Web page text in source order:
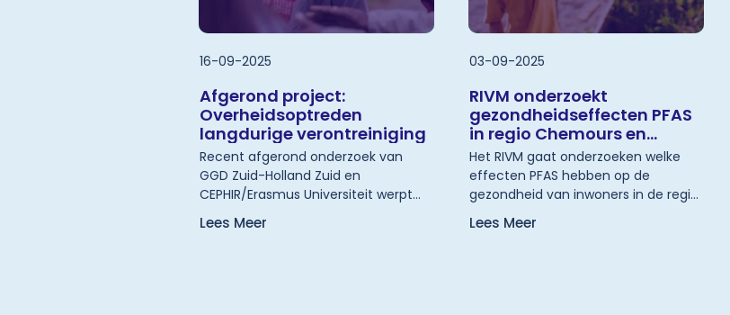
16-09-2025
Afgerond project:
Overheidsoptreden
langdurige verontreiniging
Recent afgerond onderzoek van
GGD Zuid-Holland Zuid en
CEPHIR/Erasmus Universiteit werpt
licht op de complexe interactie
tussen overheid, wetenschap, media
Lees Meer
03-09-2025
RIVM onderzoekt
gezondheidseffecten PFAS
in regio Chemours en
Westerschelde
Het RIVM gaat onderzoeken welke
effecten PFAS hebben op de
gezondheid van inwoners in de regio
rondom Chemours en de
Westerschelde. Het onderzoek start
Lees Meer